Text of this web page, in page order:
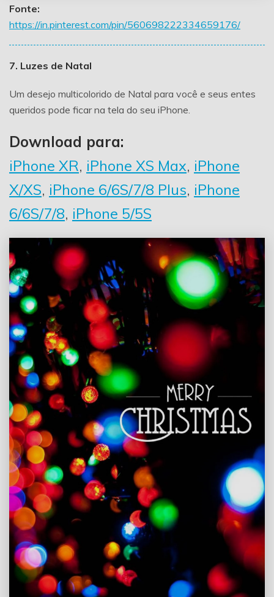
Fonte:
https://in.pinterest.com/pin/560698222334659176/
7. Luzes de Natal
Um desejo multicolorido de Natal para você e seus entes
queridos pode ficar na tela do seu iPhone.
Download para:
iPhone XR, iPhone XS Max, iPhone
X/XS, iPhone 6/6S/7/8 Plus, iPhone
6/6S/7/8, iPhone 5/5S